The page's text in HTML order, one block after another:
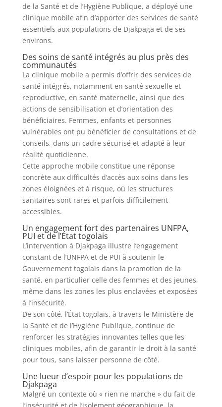
de la Santé et de l’Hygiène Publique, a déployé une
clinique mobile afin d’apporter des services de santé
essentiels aux populations de Djakpaga et de ses
environs.
Des soins de santé intégrés au plus près des
communautés
La clinique mobile a permis d’offrir des services de
santé intégrés, notamment en santé sexuelle et
reproductive, en santé maternelle, ainsi que des
actions de sensibilisation et d’orientation des
bénéficiaires. Femmes, enfants et personnes
vulnérables ont pu bénéficier de consultations et de
conseils, dans un cadre sécurisé et adapté à leur
réalité quotidienne.
Cette approche mobile constitue une réponse
concrète aux difficultés d’accès aux soins dans les
zones éloignées et à risque, où les structures
sanitaires sont rares et parfois difficilement
accessibles.
Un engagement fort des partenaires UNFPA,
PUI et de l’État togolais
L’intervention à Djakpaga illustre l’engagement
constant de l’UNFPA et de PUI à soutenir le
Gouvernement togolais dans la promotion de la
santé, en particulier celle des femmes et des jeunes,
même dans les zones les plus enclavées et exposées
à l’insécurité.
De son côté, l’État togolais, à travers le Ministère de
la Santé et de l’Hygiène Publique, continue de
renforcer les stratégies innovantes telles que les
cliniques mobiles, afin de garantir le droit à la santé
pour tous, sans laisser personne de côté.
Une lueur d’espoir pour les populations de
Djakpaga
Malgré un contexte où « rien ne marche » du fait de